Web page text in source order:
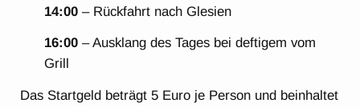
14:00 – Rückfahrt nach Glesien
16:00 – Ausklang des Tages bei deftigem vom
Grill
Das Startgeld beträgt 5 Euro je Person und beinhaltet